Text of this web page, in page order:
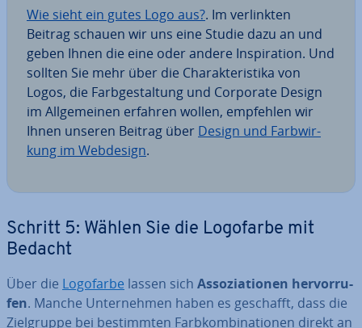
Wie sieht ein gutes Logo aus?. Im ver­link­ten
Beitrag schauen wir uns eine Studie dazu an und
geben Ihnen die eine oder andere In­spi­ra­ti­on. Und
sollten Sie mehr über die Cha­rak­te­ris­ti­ka von
Logos, die Farb­ge­stal­tung und Corporate Design
im All­ge­mei­nen erfahren wollen, empfehlen wir
Ihnen unseren Beitrag über Design und Farb­wir­
kung im Webdesign.
Schritt 5: Wählen Sie die Logofarbe mit
Bedacht
Über die Logofarbe lassen sich As­so­zia­tio­nen her­vor­ru­
fen. Manche Un­ter­neh­men haben es geschafft, dass die
Ziel­grup­pe bei be­stimm­ten Farb­kom­bi­na­tio­nen direkt an